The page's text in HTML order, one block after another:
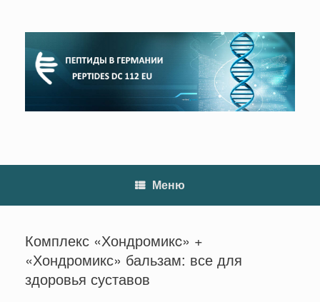
содержанию
Меню
Комплекс «Хондромикc» +
«Хондромикс» бальзам: все для
здоровья суставов